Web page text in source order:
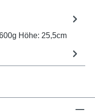
Höhe: 25,5cm